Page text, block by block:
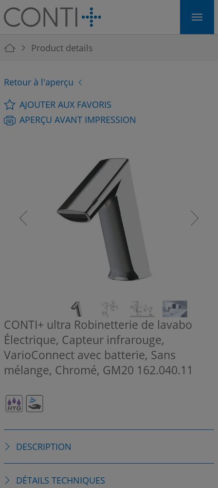
Skip to main navigation
Skip to main content
Skip to page footer
You are here:
Product details
Retour à l'aperçu
AJOUTER AUX FAVORIS
APERÇU AVANT IMPRESSION
CONTI+ ultra Robinetterie de lavabo
Électrique, Capteur infrarouge,
VarioConnect avec batterie, Sans
mélange, Chromé, GM20 162.040.11
DESCRIPTION
DÉTAILS TECHNIQUES